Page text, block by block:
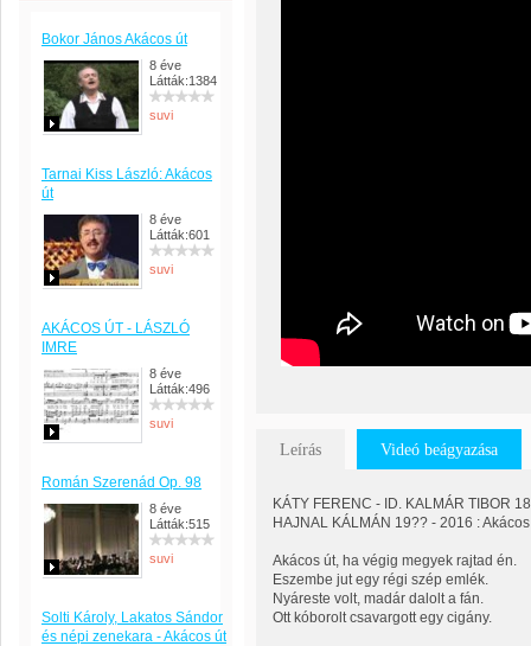
Bokor János Akácos út
8 éve
Látták:1384
suvi
Tarnai Kiss László: Akácos
út
8 éve
Látták:601
suvi
AKÁCOS ÚT - LÁSZLÓ
IMRE
8 éve
Látták:496
suvi
Román Szerenád Op. 98
8 éve
Látták:515
suvi
Solti Károly, Lakatos Sándor
és népi zenekara - Akácos út
Leírás Videó beágyazása
KÁTY FERENC - ID. KALMÁR TIBOR
HAJNAL KÁLMÁN 19?? - 2016 :
Akácos út, ha végig megyek rajtad én.
Eszembe jut egy régi szép emlék.
Nyáreste volt, madár dalolt a fán.
Ott kóborolt csavargott egy cigány.